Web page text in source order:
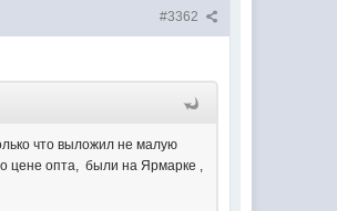
#3362
что выложил не малую
цене опта, были на Ярмарке ,